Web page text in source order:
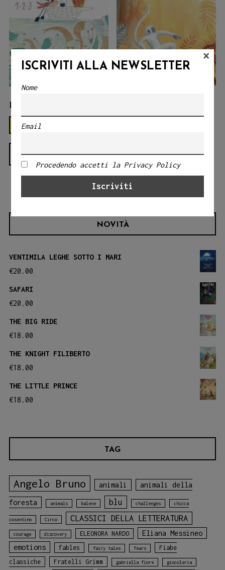
PETER THE PIRATE
18.00
LEGGI TUTTO
ROOSTER
LEGGI TUTTO
NOVITÀ
VENTIMILA LEGHE SOTTO I MARI
€20.00
SAFARI
€20.00
THE BIG RIDE
€18.00
THE KNIGHT FILIBERTO
€18.00
THE LITTLE PRINCE
€18.00
TAG
Angelo Bruno animali animali della
foresta animals balene blu challenges chicca
cosentino Circo CLASSICI DELLA LETTERATURA
courage discovery ELEONORA NARDO
Eliana Messineo
emotions
fables fairy tales fears
Fiabe
classiche
Fratelli Grimm gabriella fiore giocoleria
ISCRIVITI ALLA NEWSLETTER
Nome
Email
Procedendo accetti la Privacy Policy
×